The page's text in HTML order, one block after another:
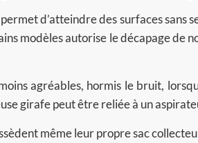
d’atteindre des surfaces sans
modèles autorise le décapage de
moins agréables, hormis le bruit,
girafe peut être reliée à un
même leur propre sac